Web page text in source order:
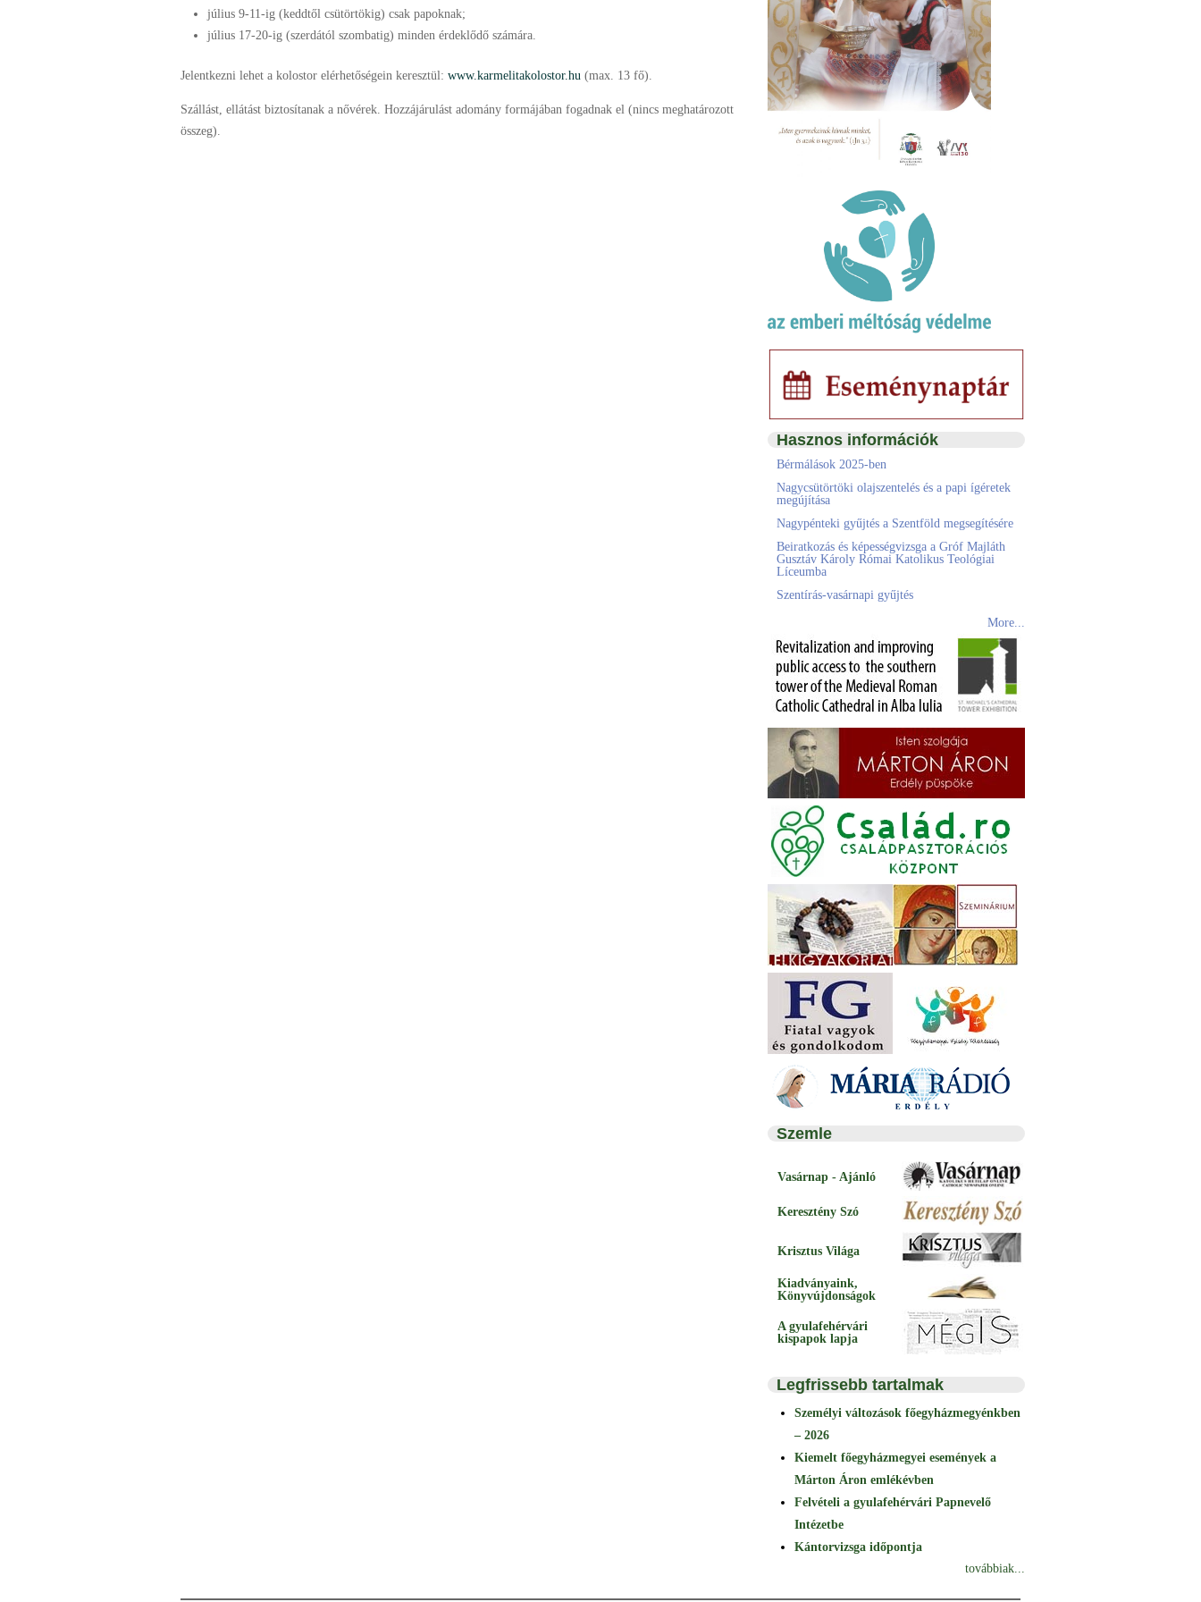
július 9-11-ig (keddtől csütörtökig) csak papoknak;
július 17-20-ig (szerdától szombatig) minden érdeklődő számára.
Jelentkezni lehet a kolostor elérhetőségein keresztül: www.karmelitakolostor.hu (max. 13 fő).
Szállást, ellátást biztosítanak a nővérek. Hozzájárulást adomány formájában fogadnak el (nincs meghatározott
összeg).
Hasznos információk
Bérmálások 2025-ben
Nagycsütörtöki olajszentelés és a papi ígéretek
megújítása
Nagypénteki gyűjtés a Szentföld megsegítésére
Beiratkozás és képességvizsga a Gróf Majláth
Gusztáv Károly Római Katolikus Teológiai
Líceumba
Szentírás-vasárnapi gyűjtés
More...
Szemle
Vasárnap - Ajánló
Keresztény Szó
Krisztus Világa
Kiadványaink,
Könyvújdonságok
A gyulafehérvári
kispapok lapja
Legfrissebb tartalmak
Személyi változások főegyházmegyénkben
– 2026
Kiemelt főegyházmegyei események a
Márton Áron emlékévben
Felvételi a gyulafehérvári Papnevelő
Intézetbe
Kántorvizsga időpontja
továbbiak...